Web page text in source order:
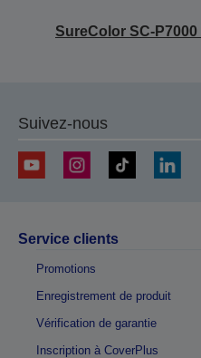
SureColor SC-
Suivez-nous
Service clients
Promotions
Enregistrement de produit
Vérification de garantie
Inscription à CoverPlus